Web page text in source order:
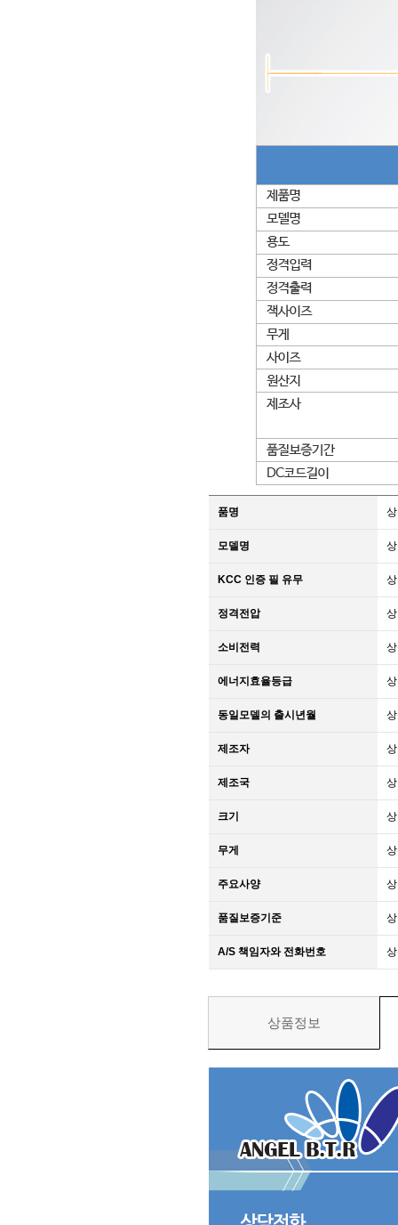
품명
모델명
KCC 인증 필 유무
정격전압
소비전력
에너지효율등급
동일모델의 출시년월
제조자
제조국
크기
무게
주요사양
품질보증기준
A/S 책임자와 전화번호
상품정보